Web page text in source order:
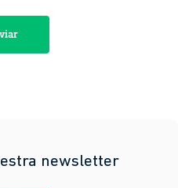
newsletter